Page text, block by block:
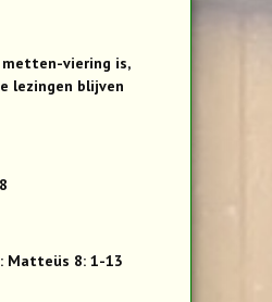
viering is,
lezingen blijven
Matteüs 8: 1-13